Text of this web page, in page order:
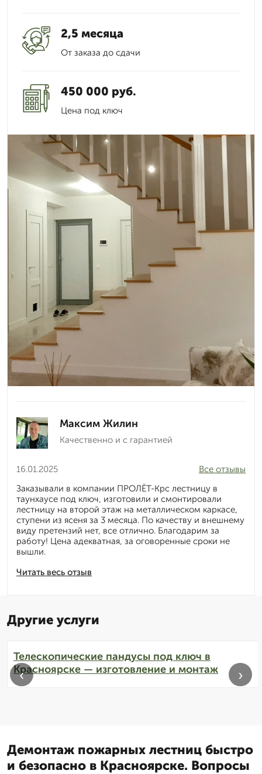
2,5 месяца
От заказа до сдачи
450 000 руб.
Цена под ключ
Максим Жилин
Качественно и с гарантией
16.01.2025
Читать весь отзыв
Все отзывы
Заказывали в компании ПРОЛЁТ-Крс лестницу в
таунхаусе под ключ, изготовили и смонтировали
лестницу на второй этаж на металлическом каркасе,
ступени из ясеня за 3 месяца. По качеству и внешнему
виду претензий нет, все отлично. Благодарим за
работу! Цена адекватная, за оговоренные сроки не
вышли.
Другие услуги
Телескопические пандусы под ключ в
Красноярске — изготовление и монтаж
‹ ›
Демонтаж пожарных лестниц быстро
и безопасно в Красноярске. Вопросы